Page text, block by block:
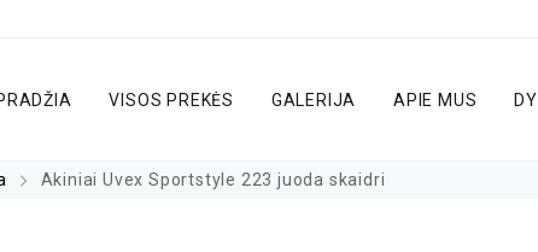
VISOS PREKĖS GALERIJA APIE MUS
Akiniai Uvex Sportstyle 223 juoda skaidri